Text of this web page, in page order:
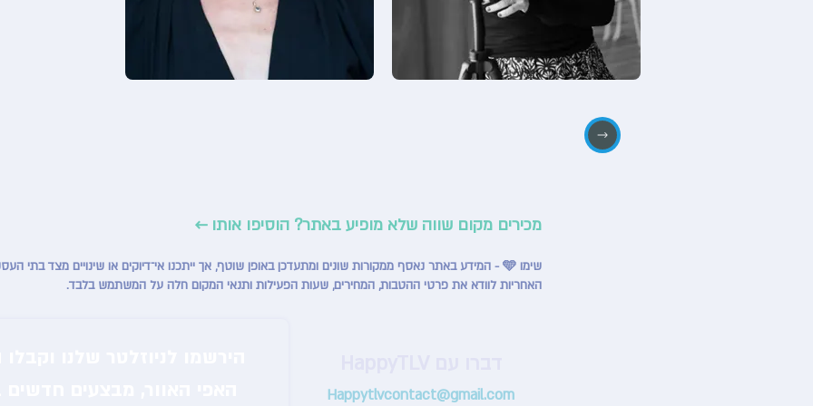
מכירים מקום שווה שלא מופיע באתר? הוסיפו אותו ←
שימו 🩵 - המידע באתר נאסף ממקורות שונים ומתעדכן באופן שוטף, אך ייתכנו אי־דיוקים או שינויים מצד בתי העסק.
האחריות לוודא את פרטי ההטבות, המחירים, שעות הפעילות ותנאי המקום חלה על המשתמש בלבד.
Happytlvcontact@gmail.com